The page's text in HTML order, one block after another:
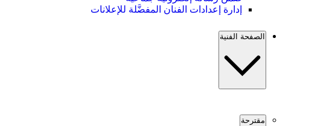
إدارة إعدادات الفنان المفضَّلة للإعلانات
الصفحة الفنية
مقترحة